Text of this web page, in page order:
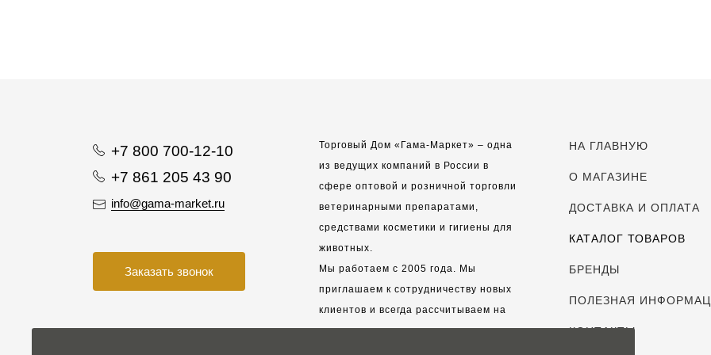
+7 800 700-12-10
+7 861 205 43 90
info@gama-market.ru
Заказать звонок
Торговый Дом «Гама-Маркет» – одна
из ведущих компаний в России в
сфере оптовой и розничной торговли
ветеринарными препаратами,
средствами косметики и гигиены для
животных.
Мы работаем с 2005 года. Мы
приглашаем к сотрудничеству новых
клиентов и всегда рассчитываем на
взаимовыгодные, долгосрочные
НА ГЛАВНУЮ
О МАГАЗИНЕ
ДОСТАВКА И ОПЛАТА
КАТАЛОГ ТОВАРОВ
БРЕНДЫ
ПОЛЕЗНАЯ
КОНТАКТЫ